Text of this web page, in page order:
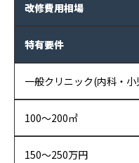
改修費用相場
特有要件
一般クリニック(内科・小
100〜200㎡
150〜250万円